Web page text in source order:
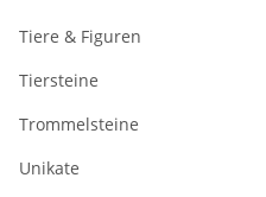
Tiere & Figuren
Tiersteine
Trommelsteine
Unikate